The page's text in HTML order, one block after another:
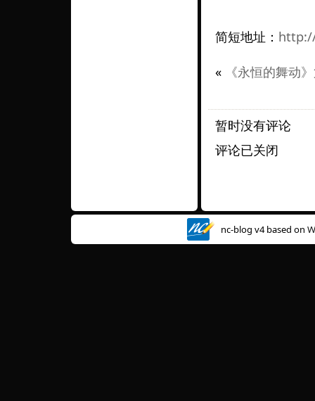
简短地址：
« 《永恒的舞动
暂时没有评论
评论已关闭
nc-blog v4 based on